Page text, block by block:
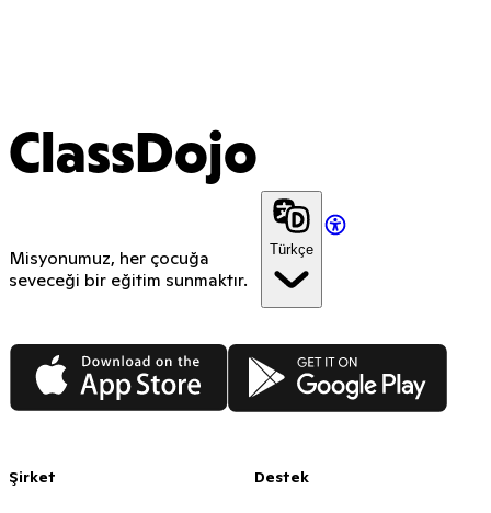
ClassDojo
Misyonumuz, her çocuğa
seveceği bir eğitim sunmaktır.
Türkçe
App Store Google Play
Şirket Destek